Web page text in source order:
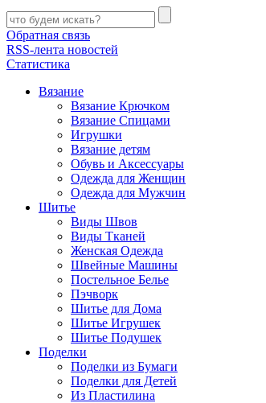
Обратная связь
RSS-лента новостей
Статистика
Вязание
Вязание Крючком
Вязание Спицами
Игрушки
Вязание детям
Обувь и Аксессуары
Одежда для Женщин
Одежда для Мужчин
Шитье
Виды Швов
Виды Тканей
Женская Одежда
Швейные Машины
Постельное Белье
Пэчворк
Шитье для Дома
Шитье Игрушек
Шитье Подушек
Поделки
Поделки из Бумаги
Поделки для Детей
Из Пластилина